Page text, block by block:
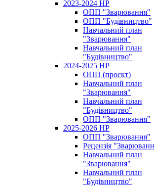
2023-2024 НР
ОПП "Зварювання"
ОПП "Будівництво"
Навчальний план
"Зварювання"
Навчальний план
"Будівництво"
2024-2025 НР
ОПП (проєкт)
Навчальний план
"Зварювання"
Навчальний план
"Будівництво"
ОПП "Зварювання"
2025-2026 НР
ОПП "Зварювання"
Рецензія
Навчальний план
"Зварювання"
Навчальний план
"Будівництво"